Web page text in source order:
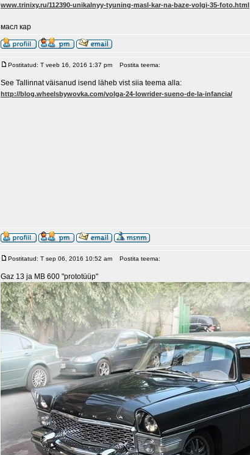
www.trinixy.ru/112390-unikalnyy-tyuning-masl-kar-na-baze-volgi-35-foto.html
масл кар
Postitatud: T veeb 16, 2016 1:37 pm Postita teema:
See Tallinnat väisanud isend läheb vist siia teema alla:
http://blog.wheelsbywovka.com/volga-24-lowrider-sueno-de-la-infancia/
Postitatud: T sep 06, 2016 10:52 am Postita teema:
Gaz 13 ja MB 600 "prototüüp"